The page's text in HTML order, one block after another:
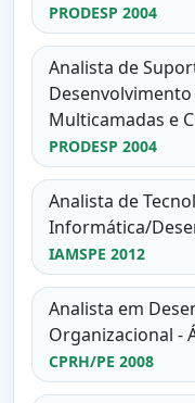
PRODESP 2004
Analista de
Multicamadas e
PRODESP 2004
Analista de
Informática/
IAMSPE 2012
Analista em
Organizacional -
CPRH/PE 2008